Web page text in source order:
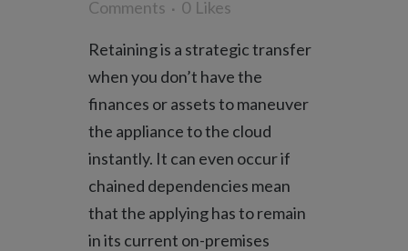
Comments
0 Likes
Retaining is a strategic transfer
when you don’t have the
finances or assets to maneuver
the appliance to the cloud
instantly. It can even occur if
chained dependencies mean
that the applying has to remain
in its current on-premises